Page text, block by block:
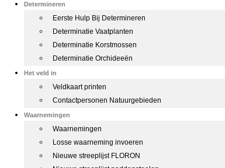
Determineren
Eerste Hulp Bij Determineren
Determinatie Vaatplanten
Determinatie Korstmossen
Determinatie Orchideeën
Het veld in
Veldkaart printen
Contactpersonen Natuurgebieden
Waarnemingen
Waarnemingen
Losse waarneming invoeren
Nieuwe streeplijst FLORON